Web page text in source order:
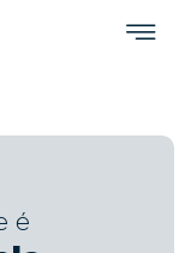
é